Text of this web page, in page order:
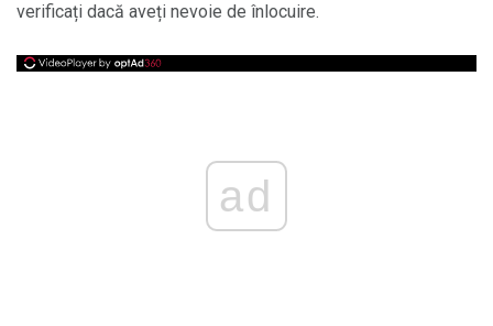
verificați dacă aveți nevoie de înlocuire.
ad